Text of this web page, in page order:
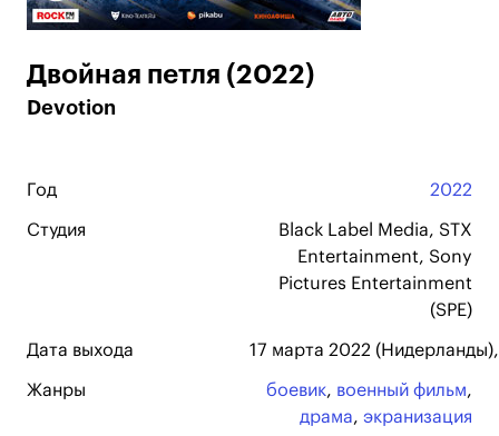
Двойная петля (2022)
Devotion
Год 2022
Студия
Black Label Media, STX
Entertainment, Sony
Pictures Entertainment
(SPE)
Дата выхода 17 марта 2022
Жанры боевик, военный фильм,
драма, экранизация